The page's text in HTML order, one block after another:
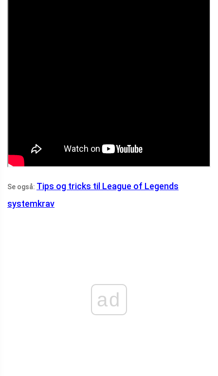
Se også: Tips og tricks til League of Legends
systemkrav
ad